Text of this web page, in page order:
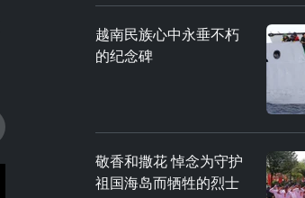
越南民族心中永垂不朽
的纪念碑
敬香和撒花 悼念为守护
祖国海岛而牺牲的烈士